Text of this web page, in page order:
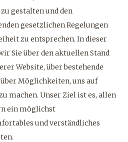
gestalten und den
gesetzlichen Regelungen
zu entsprechen. In dieser
Sie über den aktuellen Stand
Website, über bestehende
Möglichkeiten, uns auf
machen. Unser Ziel ist es, allen
ein möglichst
und verständliches